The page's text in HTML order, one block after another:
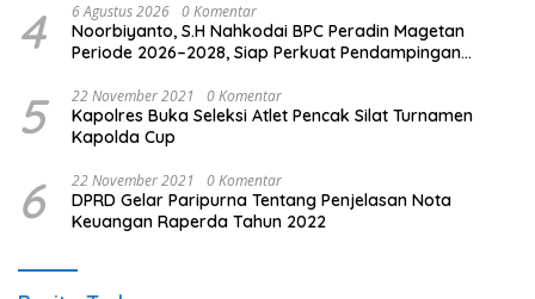
4 6 Agustus 2026 0 Komentar
Noorbiyanto, S.H Nahkodai BPC Peradin Magetan
Periode 2026–2028, Siap Perkuat Pendampingan
5 22 November 2021 0 Komentar
Kapolres Buka Seleksi Atlet Pencak Silat Turnamen
Kapolda Cup
6 22 November 2021 0 Komentar
DPRD Gelar Paripurna Tentang Penjelasan Nota
Keuangan Raperda Tahun 2022